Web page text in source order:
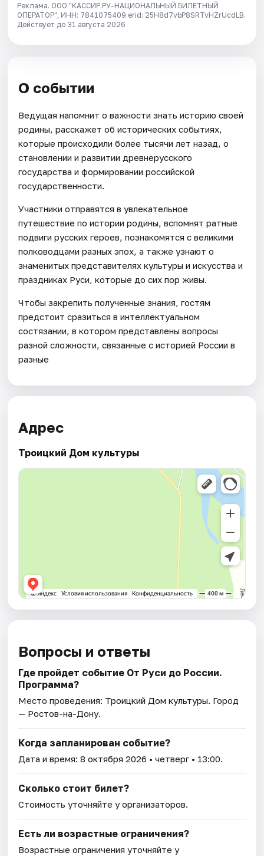
Реклама. ООО "КАССИР.РУ-НАЦИОНАЛЬНЫЙ БИЛЕТНЫЙ
ОПЕРАТОР", ИНН: 7841075409 erid: 25H8d7vbP8SRTvHZrUcdLB.
Действует до 31 августа 2026
О событии
Ведущая напомнит о важности знать историю своей
родины, расскажет об исторических событиях,
которые происходили более тысячи лет назад, о
становлении и развитии древнерусского
государства и формировании российской
государственности.
Участники отправятся в увлекательное
путешествие по истории родины, вспомнят ратные
подвиги русских героев, познакомятся с великими
полководцами разных эпох, а также узнают о
знаменитых представителях культуры и искусства и
праздниках Руси, которые до сих пор живы.
Чтобы закрепить полученные знания, гостям
предстоит сразиться в интеллектуальном
состязании, в котором представлены вопросы
разной сложности, связанные с историей России в
разные
Адрес
Троицкий Дом культуры
Вопросы и ответы
Где пройдет событие От Руси до России.
Программа?
Место проведения: Троицкий Дом культуры. Город
— Ростов-на-Дону.
Когда запланирован событие?
Дата и время:8 октября 2026 • четверг • 13:00.
Сколько стоит билет?
Стоимость уточняйте у организаторов.
Есть ли возрастные ограничения?
Возрастные ограничения уточняйте у